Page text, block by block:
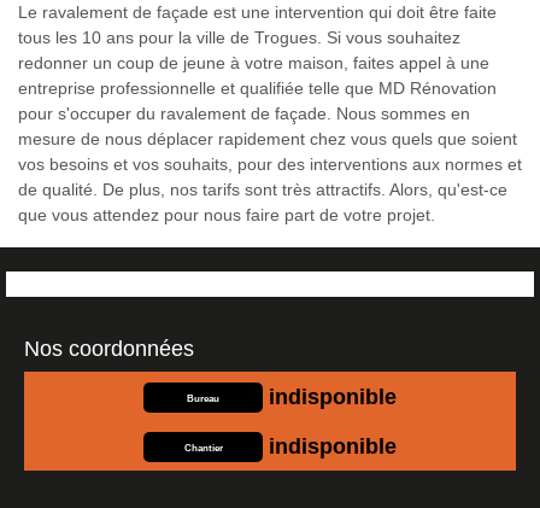
Le ravalement de façade est une intervention qui doit être faite
tous les 10 ans pour la ville de Trogues. Si vous souhaitez
redonner un coup de jeune à votre maison, faites appel à une
entreprise professionnelle et qualifiée telle que MD Rénovation
pour s'occuper du ravalement de façade. Nous sommes en
mesure de nous déplacer rapidement chez vous quels que soient
vos besoins et vos souhaits, pour des interventions aux normes et
de qualité. De plus, nos tarifs sont très attractifs. Alors, qu'est-ce
que vous attendez pour nous faire part de votre projet.
Nos coordonnées
Bureau indisponible
Chantier indisponible